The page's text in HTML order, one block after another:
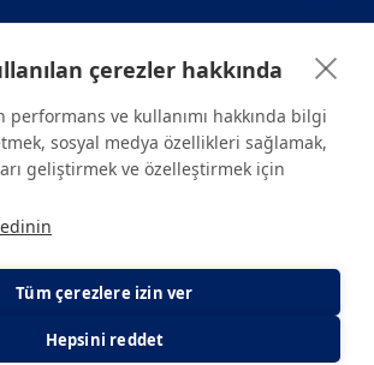
yalnızca bilgilendirme amaçlıdır.
için mutlaka doktoruza ya da bir sağlık
KVKK Aydınlatma Metni
çerezler hakkında
performans ve kullanımı hakkında bilgi
sosyal medya özellikleri sağlamak,
geliştirmek ve özelleştirmek için
Tüm çerezlere izin ver
Hepsini reddet